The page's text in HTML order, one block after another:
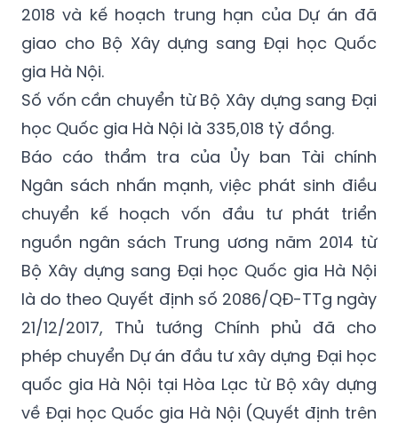
về Đại học Quốc gia Hà Nội.
Vì vậy, cần thiết điều chỉnh kế hoạch năm
2018 và kế hoạch trung hạn của Dự án đã
giao cho Bộ Xây dựng sang Đại học Quốc
gia Hà Nội.
Số vốn cần chuyển từ Bộ Xây dựng sang Đại
học Quốc gia Hà Nội là 335,018 tỷ đồng.
Báo cáo thẩm tra của Ủy ban Tài chính
Ngân sách nhấn mạnh, việc phát sinh điều
chuyển kế hoạch vốn đầu tư phát triển
nguồn ngân sách Trung ương năm 2014 từ
Bộ Xây dựng sang Đại học Quốc gia Hà Nội
là do theo Quyết định số 2086/QĐ-TTg ngày
21/12/2017, Thủ tướng Chính phủ đã cho
phép chuyển Dự án đầu tư xây dựng Đại học